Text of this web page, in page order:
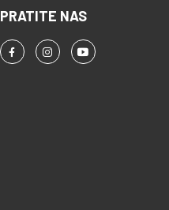
PRATITE NAS